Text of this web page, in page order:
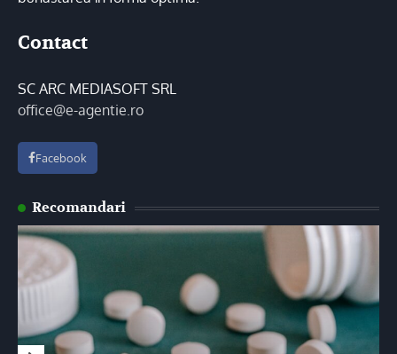
Contact
SC ARC MEDIASOFT SRL
office@e-agentie.ro
Facebook
Recomandari